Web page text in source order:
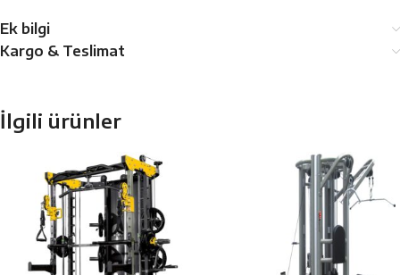
Ek bilgi
Kargo & Teslimat
İlgili ürünler